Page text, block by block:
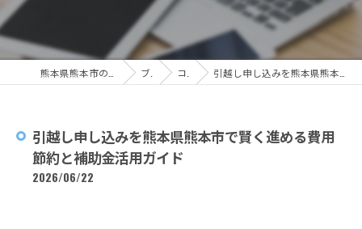
ブログ コラム 引越し申し込みを熊本県熊本市で賢く進める費用節約と補助金活用ガイド
引越し申し込みを熊本県熊本市で賢く進める費用
節約と補助金活用ガイド
2026/06/22